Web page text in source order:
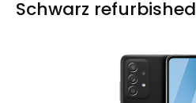
Schwarz refurbished